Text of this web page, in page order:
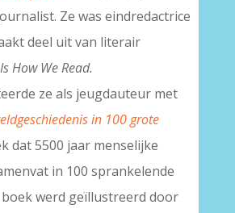
Ze was eindredactrice
deel uit van literair
How We Read.
ze als jeugdauteur met
in 100 grote
dat 5500 jaar menselijke
in 100 sprankelende
werd geïllustreerd door